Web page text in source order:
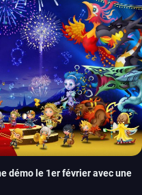
démo le 1er février avec une